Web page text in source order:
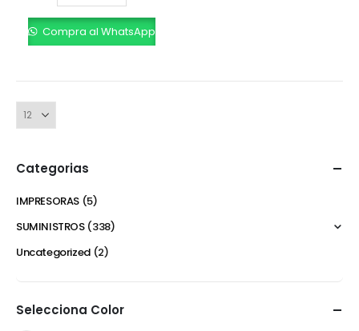
Compra al WhatsApp
Categorias
IMPRESORAS (5)
SUMINISTROS (338)
Uncategorized (2)
Selecciona Color